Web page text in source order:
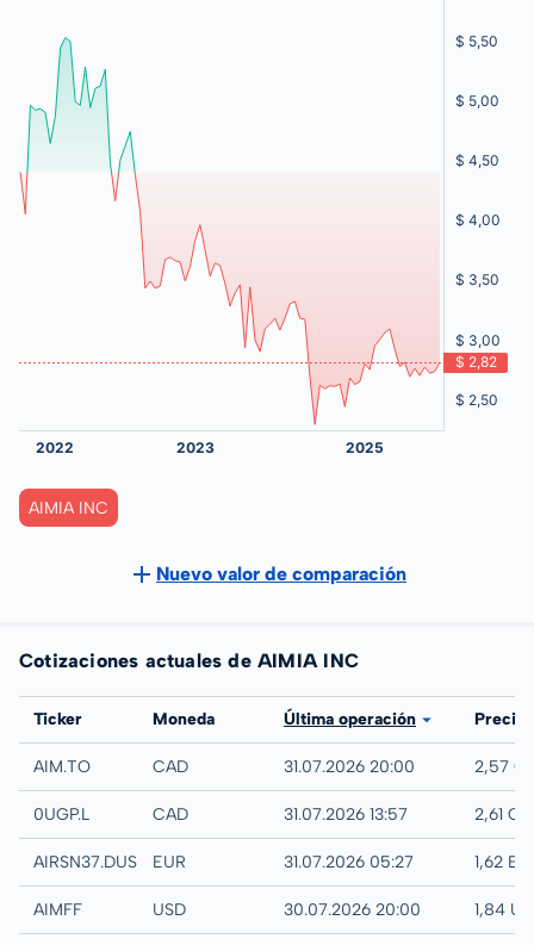
AIMIA INC
Nuevo valor de comparación
Cotizaciones actuales de AIMIA INC
Bolsa
Ticker Moneda Última operación Precio
TSX
AIM.TO CAD 31.07.2026 20:00 2,57
London
0UGP.L CAD 31.07.2026 13:57 2,61
Quotrix
AIRSN37.DUSD EUR 31.07.2026 05:27 1,62
UTC
AIMFF USD 30.07.2026 20:00 1,84